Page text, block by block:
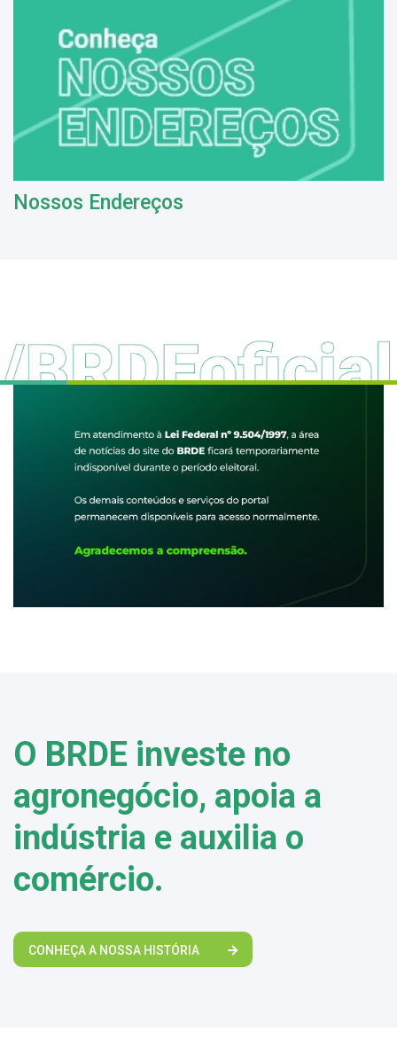
Nossos Endereços
O BRDE investe no
agronegócio, apoia a
indústria e auxilia o
comércio.
CONHEÇA A NOSSA HISTÓRIA